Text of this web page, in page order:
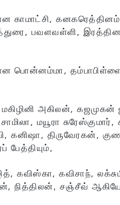
காமாட்சி,
பவளவள்ளி,
பொன்னம்மா,
அகிலன், கஜமுகன்
மயூரா
கனிஷா, திருவேரகன்,
பேத்தியும்,
கவிஸ்கா, கவிசாந்,
நித்திலன், சஞ்சீவ்